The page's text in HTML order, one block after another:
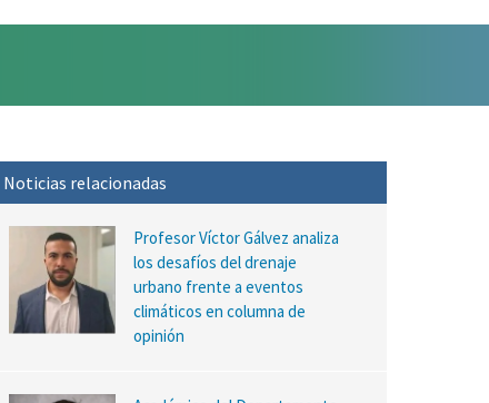
Noticias relacionadas
Profesor Víctor Gálvez analiza
los desafíos del drenaje
urbano frente a eventos
climáticos en columna de
opinión